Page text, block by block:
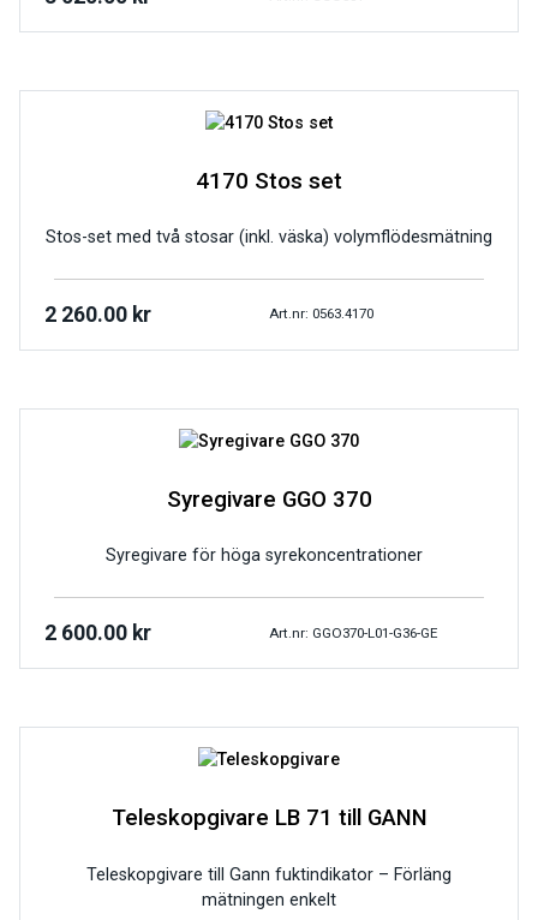
4170 Stos set
Stos-set med två stosar (inkl. väska) volymflödesmätning
2 260.00 kr Art.nr: 0563.4170
Syregivare GGO 370
Syregivare för höga syrekoncentrationer
2 600.00 kr Art.nr: GGO370-L01-G36-GE
Teleskopgivare LB 71 till GANN
Teleskopgivare till Gann fuktindikator – Förläng
mätningen enkelt